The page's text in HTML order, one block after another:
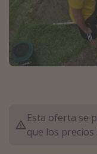
Marruecos
Islas Baleares
Esta oferta se
que los precios